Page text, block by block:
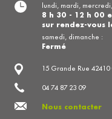
15 Grande Rue 42410
04 74 87 23 09
Nous contacter
lundi, mardi,
8 h 30 - 12 h 00
sur rendez-vous
samedi, dimanche :
Fermé